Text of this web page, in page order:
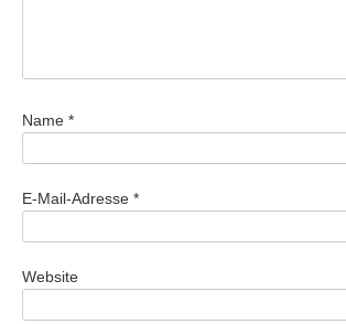
Name *
E-Mail-Adresse *
Website